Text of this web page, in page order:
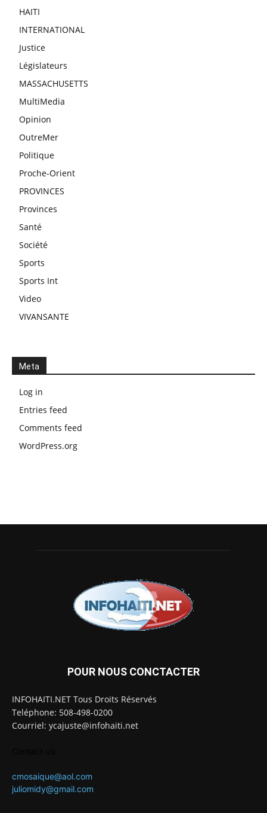
HAITI
INTERNATIONAL
Justice
Législateurs
MASSACHUSETTS
MultiMedia
Opinion
OutreMer
Politique
Proche-Orient
PROVINCES
Provinces
Santé
Société
Sports
Sports Int
Video
VIVANSANTE
Meta
Log in
Entries feed
Comments feed
WordPress.org
POUR NOUS CONCTACTER
INFOHAITI.NET Tous Droits Réservés
Teléphone: 508-498-0200
Courriel: ycajuste@infohaiti.net
cmosaique@aol.com
juliomidy@gmail.com